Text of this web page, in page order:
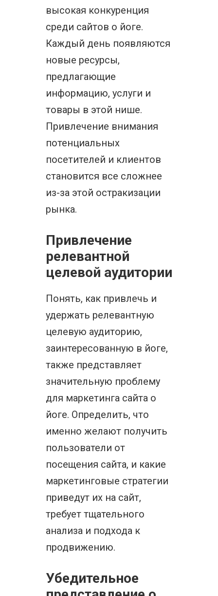
высокая конкуренция
среди сайтов о йоге.
Каждый день появляются
новые ресурсы,
предлагающие
информацию, услуги и
товары в этой нише.
Привлечение внимания
потенциальных
посетителей и клиентов
становится все сложнее
из-за этой остракизации
рынка.
Привлечение
релевантной
целевой аудитории
Понять, как привлечь и
удержать релевантную
целевую аудиторию,
заинтересованную в йоге,
также представляет
значительную проблему
для маркетинга сайта о
йоге. Определить, что
именно желают получить
пользователи от
посещения сайта, и какие
маркетинговые стратегии
приведут их на сайт,
требует тщательного
анализа и подхода к
продвижению.
Убедительное